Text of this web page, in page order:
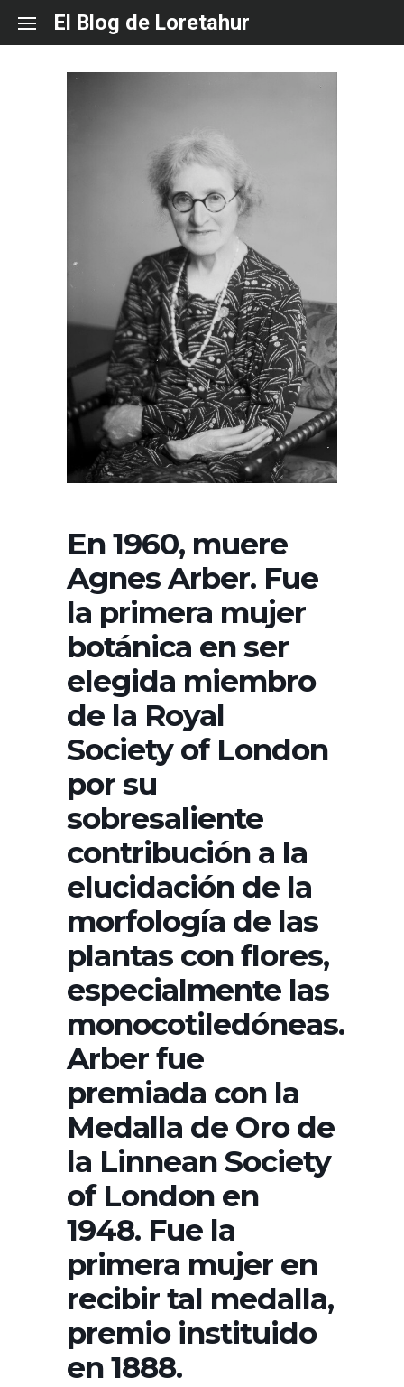
content
El Blog de Loretahur
En 1960, muere
Agnes Arber. Fue
la primera mujer
botánica en ser
elegida miembro
de la Royal
Society of London
por su
sobresaliente
contribución a la
elucidación de la
morfología de las
plantas con flores,
especialmente las
monocotiledóneas.
Arber fue
premiada con la
Medalla de Oro de
la Linnean Society
of London en
1948. Fue la
primera mujer en
recibir tal medalla,
premio instituido
en 1888.